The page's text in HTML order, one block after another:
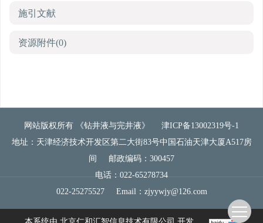
施引文献
资源附件(0)
网站版权所有 《钻井液与完井液》
津ICP备13002319号-1
地址：天津经济技术开发区第二大街83号中国石油天津大厦A517房
间
邮政编码：300457
电话：022-65278734
022-25275527
Email： zjyywjy@126.com